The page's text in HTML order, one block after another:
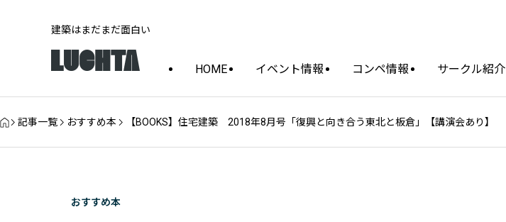
建築はまだまだ面白い
HOME イベント情報 コンペ情報 サークル紹介
記事一覧 おすすめ本 【BOOKS】住宅建築 2018年8月号「復興と向き合う東北と板倉」【講演会あり】
おすすめ本